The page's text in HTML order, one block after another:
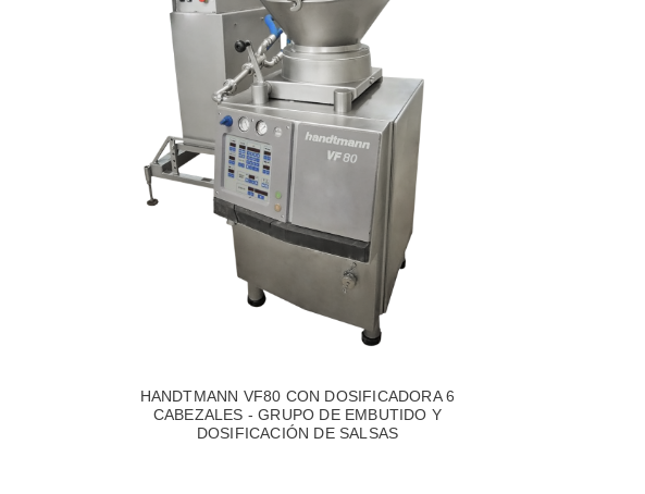
HANDTMANN VF80 CON DOSIFICADORA 6
CABEZALES - GRUPO DE EMBUTIDO Y
DOSIFICACIÓN DE SALSAS